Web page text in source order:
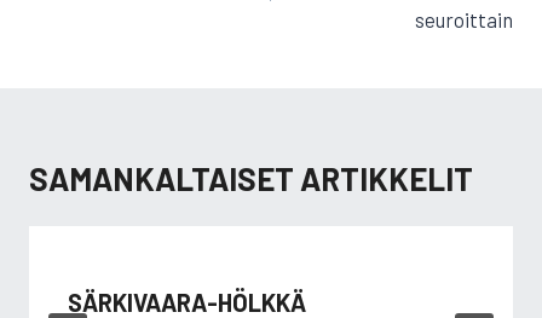
seuroittain
SAMANKALTAISET ARTIKKELIT
SÄRKIVAARA-HÖLKKÄ